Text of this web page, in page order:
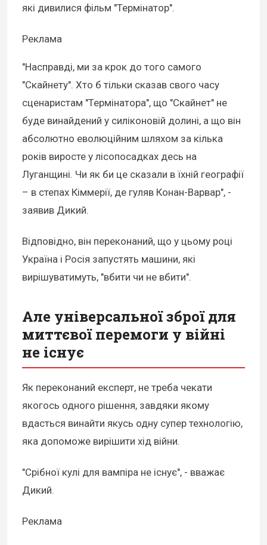
які дивилися фільм "Термінатор".
Реклама
"Насправді, ми за крок до того самого
"Скайнету". Хто б тільки сказав свого часу
сценаристам "Термінатора", що "Скайнет" не
буде винайдений у силіконовій долині, а що він
абсолютно еволюційним шляхом за кілька
років виросте у лісопосадках десь на
Луганщині. Чи як би це сказали в їхній географії
– в степах Кіммерії, де гуляв Конан-Варвар", -
заявив Дикий.
Відповідно, він переконаний, що у цьому році
Україна і Росія запустять машини, які
вирішуватимуть, "вбити чи не вбити".
Але універсальної зброї для
миттєвої перемоги у війні
не існує
Як переконаний експерт, не треба чекати
якогось одного рішення, завдяки якому
вдасться винайти якусь одну супер технологію,
яка допоможе вирішити хід війни.
"Срібної кулі для вампіра не існує", - вважає
Дикий.
Реклама